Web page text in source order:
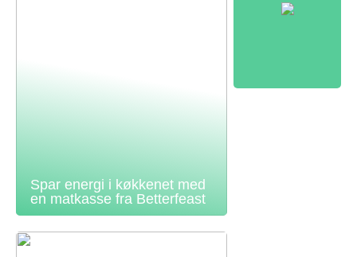
Spar energi i køkkenet med
en matkasse fra Betterfeast